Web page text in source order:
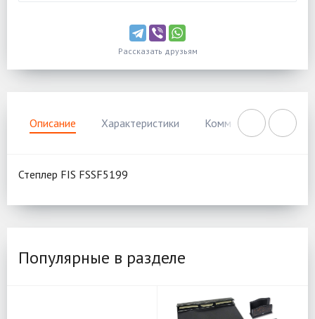
Рассказать друзьям
Описание Характеристики Комментарии
Степлер FIS FSSF5199
Популярные в разделе